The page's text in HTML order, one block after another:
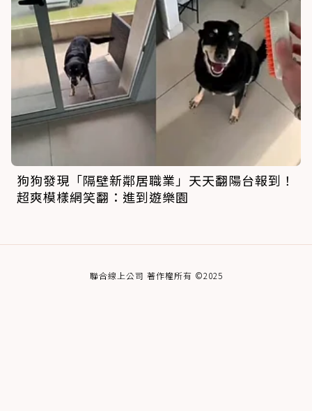
狗狗發現「隔壁新鄰居職業」天天翻陽台報到！
超爽模樣網笑翻：進到遊樂園
聯合線上公司 著作權所有 ©2025